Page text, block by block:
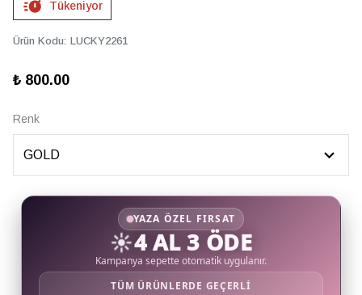
Tükeniyor
Ürün Kodu: LUCKY2261
₺ 800.00
Renk
YAZA ÖZEL FIRSAT
☀️4 AL 3 ÖDE
Kampanya sepette otomatik uygulanır.
TÜM ÜRÜNLERDE GEÇERLİ